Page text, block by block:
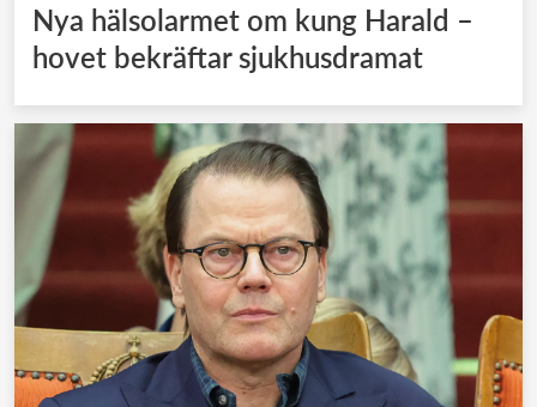
Nya hälsolarmet om kung Harald –
hovet bekräftar sjukhusdramat